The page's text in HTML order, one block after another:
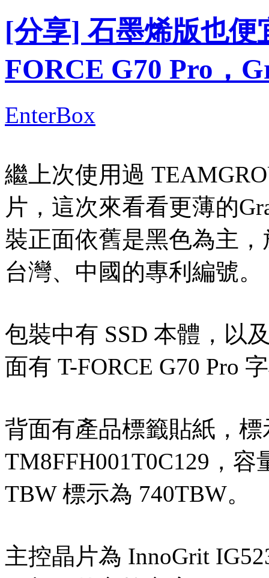
[分享] 石墨烯版也便
FORCE G70 Pro，
EnterBox
繼上次使用過
片，這次來看看更薄的
裝正面依舊是黑色為主
台灣、中國的專利編號。
包裝中有 SSD 本體，以
面有 T-FORCE G70 Pro
背面有產品標籤貼紙，
TM8FFH001T0C129，
TBW 標示為 740TBW。
主控晶片為 InnoGrit